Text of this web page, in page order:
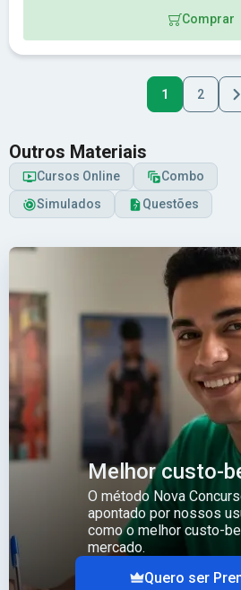
Comprar
1 2
Outros Materiais
Cursos Online
Combo
Simulados
Questões
Melhor custo-
O método Nova
apontado por nossos
como o melhor custo-
mercado.
Quero ser